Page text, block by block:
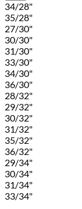
34/28"
35/28"
27/30"
30/30"
31/30"
33/30"
34/30"
36/30"
28/32"
29/32"
30/32"
31/32"
35/32"
36/32"
29/34"
30/34"
31/34"
33/34"